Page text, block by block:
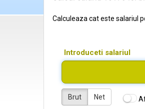
Calculeaza cat este salariul
Introduceti salariul
Brut Net